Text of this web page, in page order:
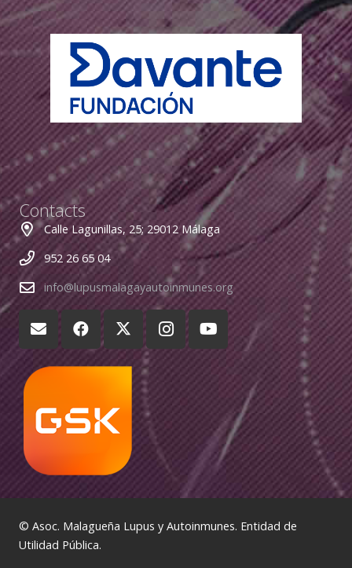
Contacts
Calle Lagunillas, 25; 29012 Málaga
952 26 65 04
info@lupusmalagayautoinmunes.org
© Asoc. Malagueña Lupus y Autoinmunes. Entidad de
Utilidad Pública.